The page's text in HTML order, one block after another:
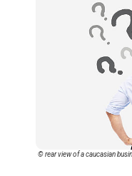
© rear view of a caucasian